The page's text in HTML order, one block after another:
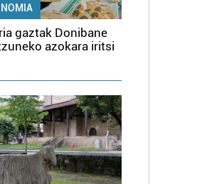
gaztak Donibane
azokara iritsi